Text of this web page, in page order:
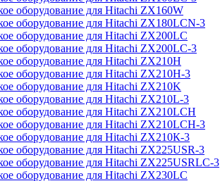
оборудование для Hitachi ZX160W
оборудование для Hitachi ZX180LCN-3
оборудование для Hitachi ZX200LC
оборудование для Hitachi ZX200LC-3
оборудование для Hitachi ZX210H
оборудование для Hitachi ZX210H-3
оборудование для Hitachi ZX210K
оборудование для Hitachi ZX210L-3
оборудование для Hitachi ZX210LCH
оборудование для Hitachi ZX210LCH-3
оборудование для Hitachi ZX210К-3
оборудование для Hitachi ZX225USR-3
оборудование для Hitachi ZX225USRLC-3
оборудование для Hitachi ZX230LC